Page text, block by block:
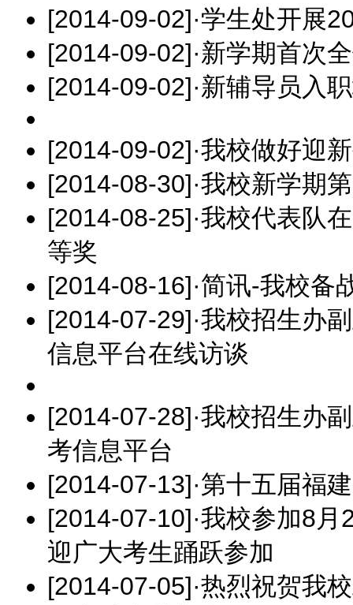
[2014-09-02]·学生处开展
[2014-09-02]·新学期首次
[2014-09-02]·新辅导员入
[2014-09-02]·我校做好迎
[2014-08-30]·我校新学期
[2014-08-25]·我校代表队
等奖
[2014-08-16]·简讯-我校备
[2014-07-29]·我校招生办
信息平台在线访谈
[2014-07-28]·我校招生办
考信息平台
[2014-07-13]·第十五届福
[2014-07-10]·我校参加8月
迎广大考生踊跃参加
[2014-07-05]·热烈祝贺我